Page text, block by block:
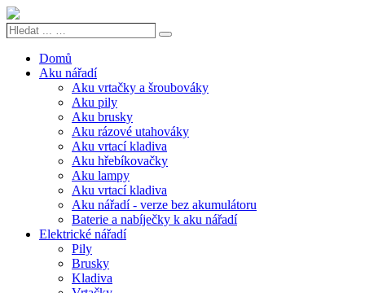
Hledat
Search
Domů
Aku nářadí
Aku vrtačky a šroubováky
Aku pily
Aku brusky
Aku rázové utahováky
Aku vrtací kladiva
Aku hřebíkovačky
Aku lampy
Aku vrtací kladiva
Aku nářadí - verze bez akumulátoru
Baterie a nabíječky k aku nářadí
Elektrické nářadí
Pily
Brusky
Kladiva